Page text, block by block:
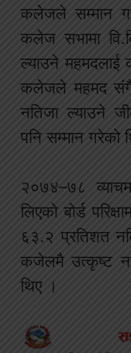
कलेजले सम्मान
कलेज सभामा
ल्याउने महमदलाई
कलेजले महमद संगै
नतिजा ल्याउने
पनि सम्मान गरेको
२०७४–७८
लिएको बोर्ड
६३.२ प्रतिशत
कजेलमै उत्कृष्ट
थिए ।